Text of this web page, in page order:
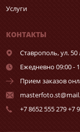
Услуги
КОНТАКТЫ
Ставрополь,ул.
Ежедневно 09:00 -
Прием заказов
+7 8652 555 279 +7